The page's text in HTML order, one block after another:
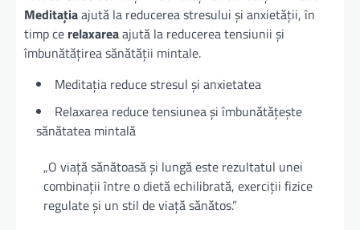
Meditațiaajută la reducerea stresului și anxietății, în
timp ce relaxareaajută la reducerea tensiunii și
îmbunătățirea sănătății mintale.
Meditația reduce stresul și anxietatea
Relaxarea reduce tensiunea și îmbunătățește
sănătatea mintală
„O viață sănătoasă și lungă este rezultatul unei
combinații între o dietă echilibrată, exerciții fizice
regulate și un stil de viață sănătos.”